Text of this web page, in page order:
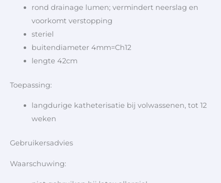
rond drainage lumen; vermindert neerslag en
voorkomt verstopping
steriel
buitendiameter 4mm=Ch12
lengte 42cm
Toepassing:
langdurige katheterisatie bij volwassenen, tot 12
weken
Gebruikersadvies
Waarschuwing: